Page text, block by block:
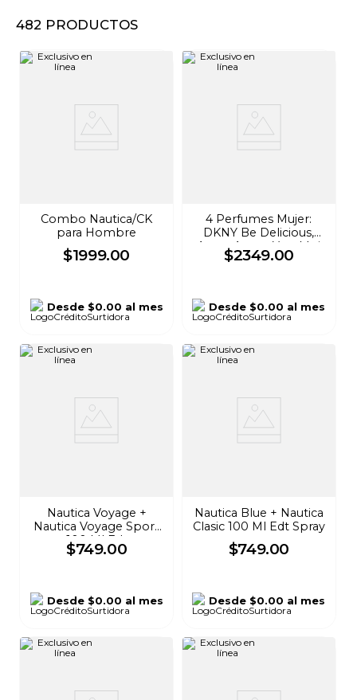
8.
audifonos
9.
mochila
482 PRODUCTOS
Combo Nautica/CK
para Hombre
$1999.00
Desde$0.00 al mes
4 Perfumes Mujer:
DKNY Be Delicious,
Amor Amor, Yara Moi
100ml + Body Mist
$2349.00
Desde $0.00 al mes
Nautica Voyage +
Nautica Voyage Sport
100 Ml Edt
$749.00
Desde$0.00 al mes
Nautica Blue + Nautica
Clasic 100 Ml Edt Spray
$749.00
Desde $0.00 al mes